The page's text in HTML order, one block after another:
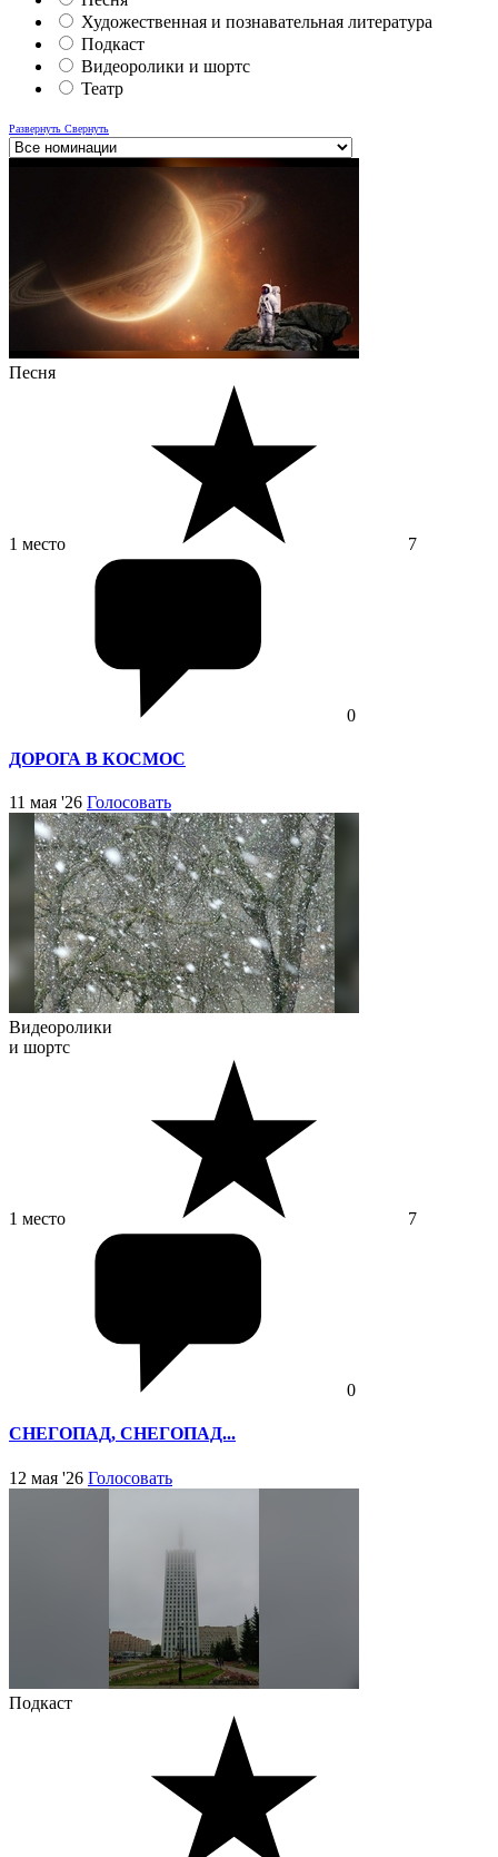
Художественная и познавательная литература
Подкаст
Видеоролики и шортс
Театр
Развернуть Свернуть
Песня
1 место 7
0
ДОРОГА В КОСМОС
11 мая '26 Голосовать
Видеоролики
и шортс
1 место 7
0
СНЕГОПАД, СНЕГОПАД...
12 мая '26 Голосовать
Подкаст